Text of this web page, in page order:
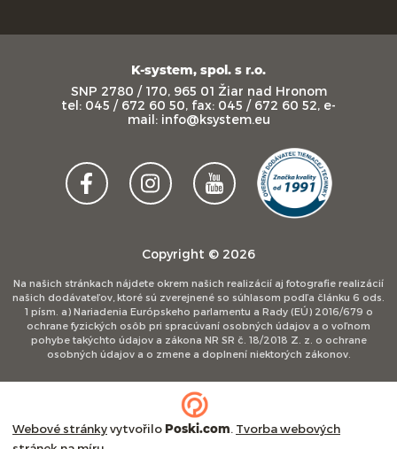
K-system, spol. s r.o.
SNP 2780 / 170, 965 01 Žiar nad Hronom
tel: 045 / 672 60 50, fax: 045 / 672 60 52, e-
mail: info@ksystem.eu
Copyright © 2026
Na našich stránkach nájdete okrem našich realizácií aj fotografie realizácií
našich dodávateľov, ktoré sú zverejnené so súhlasom podľa článku 6 ods.
1 písm. a) Nariadenia Európskeho parlamentu a Rady (EÚ) 2016/679 o
ochrane fyzických osôb pri spracúvaní osobných údajov a o voľnom
pohybe takýchto údajov a zákona NR SR č. 18/2018 Z. z. o ochrane
osobných údajov a o zmene a doplnení niektorých zákonov.
Webové stránkyvytvořilo Poski.com. Tvorba webových